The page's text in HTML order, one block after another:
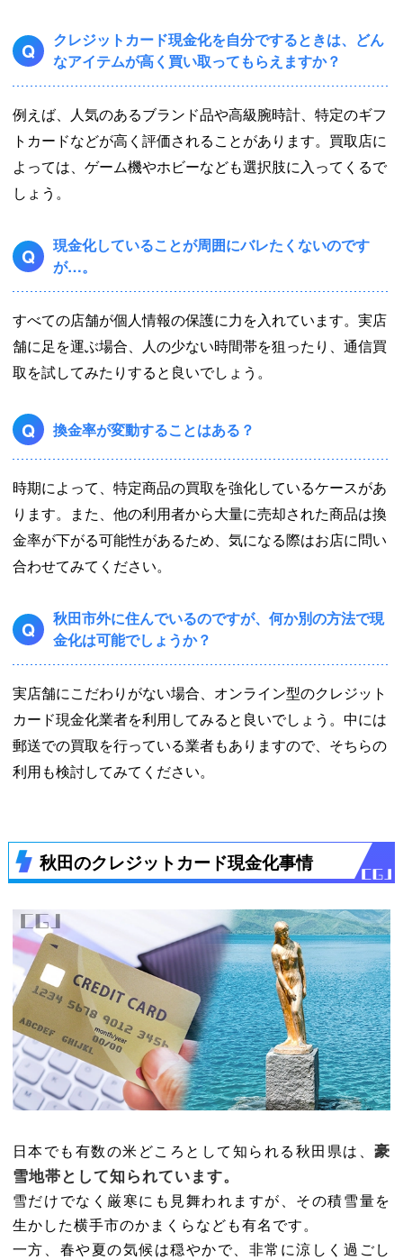
Q
クレジットカード現金化を自分でするときは、どん
なアイテムが高く買い取ってもらえますか？
例えば、人気のあるブランド品や高級腕時計、特定のギフ
トカードなどが高く評価されることがあります。買取店に
よっては、ゲーム機やホビーなども選択肢に入ってくるで
しょう。
Q
現金化していることが周囲にバレたくないのです
が…。
すべての店舗が個人情報の保護に力を入れています。実店
舗に足を運ぶ場合、人の少ない時間帯を狙ったり、通信買
取を試してみたりすると良いでしょう。
Q 換金率が変動することはある？
時期によって、特定商品の買取を強化しているケースがあ
ります。また、他の利用者から大量に売却された商品は換
金率が下がる可能性があるため、気になる際はお店に問い
合わせてみてください。
Q
秋田市外に住んでいるのですが、何か別の方法で現
金化は可能でしょうか？
実店舗にこだわりがない場合、オンライン型のクレジット
カード現金化業者を利用してみると良いでしょう。中には
郵送での買取を行っている業者もありますので、そちらの
利用も検討してみてください。
秋田のクレジットカード現金化事情
日本でも有数の米どころとして知られる秋田県は、豪
雪地帯として知られています。
雪だけでなく厳寒にも見舞われますが、その積雪量を
生かした横手市のかまくらなども有名です。
一方、春や夏の気候は穏やかで、非常に涼しく過ごし